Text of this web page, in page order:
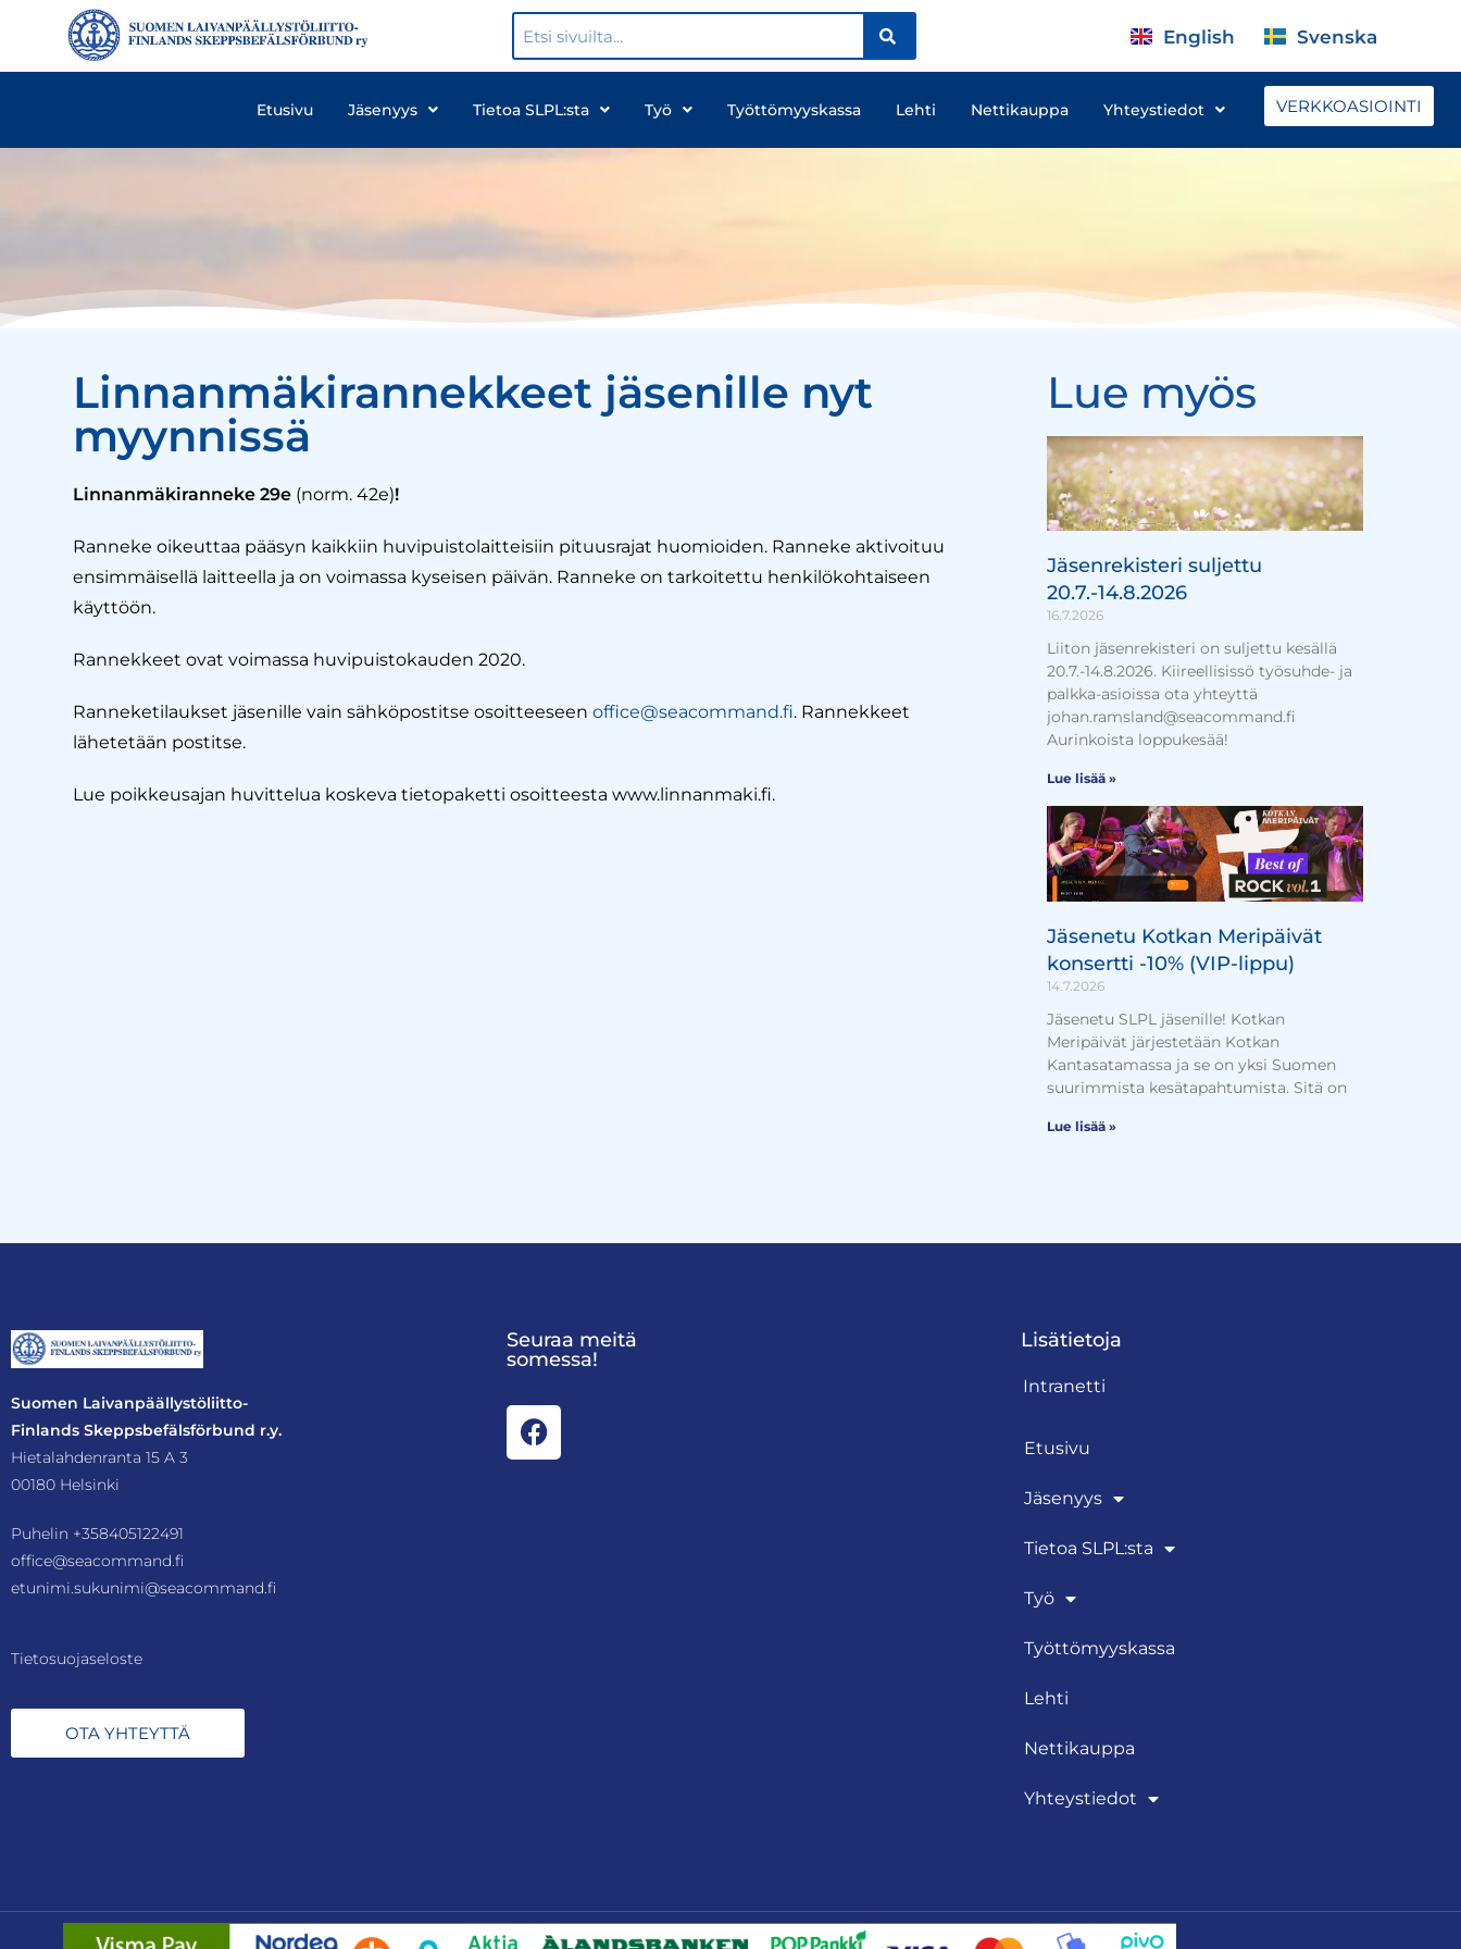
English Svenska
Etusivu Jäsenyys Tietoa SLPL:sta Työ Työttömyyskassa Lehti Nettikauppa Yhteystiedot VERKKOASIOINTI
Linnanmäkirannekkeet jäsenille nyt
myynnissä
Linnanmäkiranneke 29e (norm. 42e)!
Ranneke oikeuttaa pääsyn kaikkiin huvipuistolaitteisiin pituusrajat huomioiden. Ranneke aktivoituu
ensimmäisellä laitteella ja on voimassa kyseisen päivän. Ranneke on tarkoitettu henkilökohtaiseen
käyttöön.
Rannekkeet ovat voimassa huvipuistokauden 2020.
Ranneketilaukset jäsenille vain sähköpostitse osoitteeseenoffice@seacommand.fi. Rannekkeet
lähetetään postitse.
Lue poikkeusajan huvittelua koskeva tietopaketti osoitteesta www.linnanmaki.fi.
Lue myös
Jäsenrekisteri suljettu
20.7.-14.8.2026
16.7.2026
Liiton jäsenrekisteri on suljettu kesällä
20.7.-14.8.2026. Kiireellisissö työsuhde- ja
palkka-asioissa ota yhteyttä
johan.ramsland@seacommand.fi
Aurinkoista loppukesää!
Lue lisää »
Jäsenetu Kotkan Meripäivät
konsertti -10% (VIP-lippu)
14.7.2026
Jäsenetu SLPL jäsenille! Kotkan
Meripäivät järjestetään Kotkan
Kantasatamassa ja se on yksi Suomen
suurimmista kesätapahtumista. Sitä on
Lue lisää »
Suomen Laivanpäällystöliitto-
Finlands Skeppsbefälsförbund r.y.
Hietalahdenranta 15 A 3
00180 Helsinki
Puhelin +358405122491
office@seacommand.fi
etunimi.sukunimi@seacommand.fi
Tietosuojaseloste
OTA YHTEYTTÄ
Seuraa meitä
somessa!
Lisätietoja
Intranetti
Etusivu
Jäsenyys
Tietoa SLPL:sta
Työ
Työttömyyskassa
Lehti
Nettikauppa
Yhteystiedot